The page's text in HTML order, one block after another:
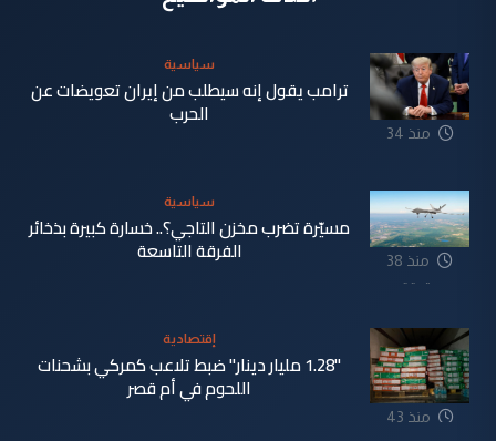
منذ 34
سياسية
ترامب يقول إنه سيطلب من إيران تعويضات عن
الحرب
منذ 38
دقيقة
سياسية
مسيّرة تضرب مخزن التاجي؟.. خسارة كبيرة بذخائر
الفرقة التاسعة
منذ 43
إقتصادية
"1.28 مليار دينار" ضبط تلاعب كمركي بشحنات
اللحوم في أم قصر